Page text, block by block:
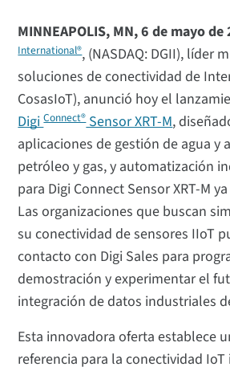
MINNEAPOLIS, MN, 6 de mayo de
International®, (NASDAQ: DGII), líder
soluciones de conectividad de
CosasIoT), anunció hoy el
DigiConnect®Sensor XRT-M,
aplicaciones de gestión de agua y
petróleo y gas, y automatización
para Digi Connect Sensor XRT-M
Las organizaciones que buscan
su conectividad de sensores IIoT
contacto con Digi Sales para
demostración y experimentar el
integración de datos industriales
Esta innovadora oferta establece
referencia para la conectividad